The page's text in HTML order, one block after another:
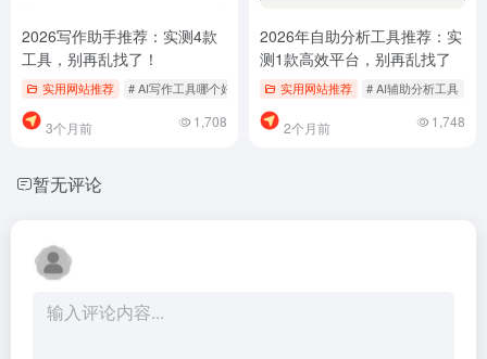
2026写作助手推荐：实测4款
工具，别再乱找了！
实用网站推荐 # AI写作工具哪个好用 # 免费写作助手 # 写作助手怎么用
3个月前 1,708
2026年自助分析工具推荐：实
测1款高效平台，别再乱找了
实用网站推荐 # AI辅助分析工具
2个月前 1,748
暂无评论